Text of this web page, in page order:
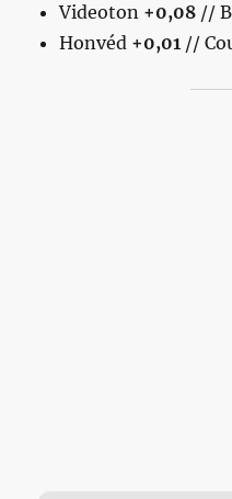
Videoton +0,08 //
Honvéd +0,01 //